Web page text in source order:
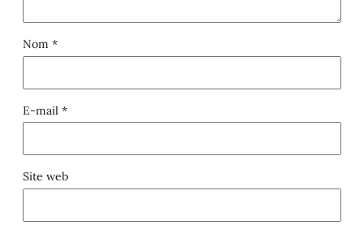
Nom *
E-mail *
Site web